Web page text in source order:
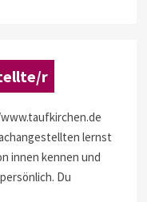
r
lernst
innen kennen und
Du